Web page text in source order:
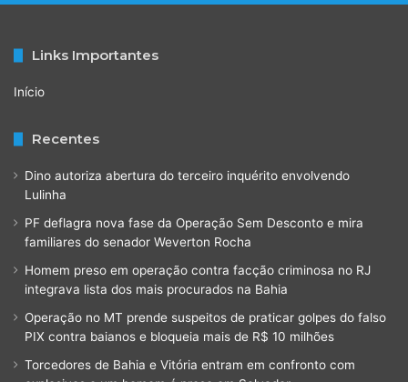
Links Importantes
Início
Recentes
Dino autoriza abertura do terceiro inquérito envolvendo
Lulinha
PF deflagra nova fase da Operação Sem Desconto e mira
familiares do senador Weverton Rocha
Homem preso em operação contra facção criminosa no RJ
integrava lista dos mais procurados na Bahia
Operação no MT prende suspeitos de praticar golpes do falso
PIX contra baianos e bloqueia mais de R$ 10 milhões
Torcedores de Bahia e Vitória entram em confronto com